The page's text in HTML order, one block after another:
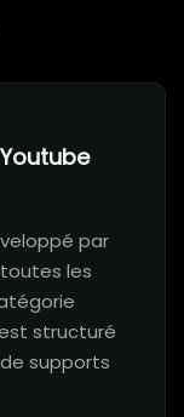
par
les
structuré
supports